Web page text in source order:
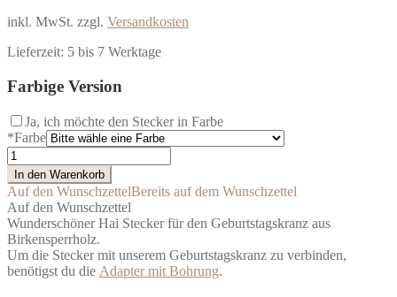
inkl. MwSt. zzgl. Versandkosten
Lieferzeit: 5 bis 7 Werktage
Farbige Version
Ja, ich möchte den Stecker in Farbe
*Farbe
Stecker
Hai
Geburtstagskranz
Menge
In den Warenkorb
Auf den WunschzettelBereits auf dem Wunschzettel
Auf den Wunschzettel
Wunderschöner Hai Stecker für den Geburtstagskranz aus
Birkensperrholz.
Um die Stecker mit unserem Geburtstagskranz zu verbinden,
benötigst du die Adapter mit Bohrung.